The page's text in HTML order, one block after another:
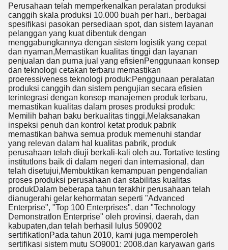
Perusahaan telah memperkenalkan peralatan produksi
canggih skala produksi 10.000 buah per hari., berbagai
spesifikasi pasokan persediaan spot, dan sistem layanan
pelanggan yang kuat dibentuk dengan
menggabungkannya dengan sistem logistik yang cepat
dan nyaman,Memastikan kualitas tinggi dan layanan
penjualan dan purna jual yang efisienPenggunaan konsep
dan teknologi cetakan terbaru memastikan
proeressiveness teknologi produk:Penggunaan peralatan
produksi canggih dan sistem pengujian secara efisien
terintegrasi dengan konsep manajemen produk terbaru,
memastikan kualitas dalam proses produksi produk:
Memilih bahan baku berkualitas tinggi,Melaksanakan
inspeksi penuh dan kontrol ketat produk pabrik
memastikan bahwa semua produk memenuhi standar
yang relevan dalam hal kualitas pabrik, produk
perusahaan telah diuji berkali-kali oleh au. Tortative testing
institutlons baik di dalam negeri dan internasional, dan
telah disetujui,Membuktikan kemampuan pengendalian
proses produksi perusahaan dan stabilitas kualitas
produkDalam beberapa tahun terakhir perusahaan telah
dianugerahi gelar kehormatan seperti "Advanced
Enterprise", "Top 100 Enterprises", dan "Technology
Demonstratlon Enterprise" oleh provinsi, daerah, dan
kabupaten,dan telah berhasil lulus 509002
sertifikatlonPada tahun 2010, kami juga memperoleh
sertifikasi sistem mutu SO9001: 2008.dan karyawan garis